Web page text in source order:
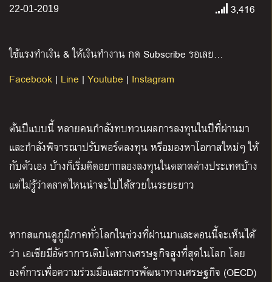
22-01-2019 3,416
ใช้แรงทำเงิน & ให้เงินทำงาน กด Subscribe รอเลย…
Facebook | Line | Youtube | Instagram
ต้นปีแบบนี้ หลายคนกำลังทบทวนผลการลงทุนในปีที่ผ่านมา
และกำลังพิจารณาปรับพอร์ตลงทุน หรือมองหาโอกาสใหม่ๆ ให้
กับตัวเอง บ้างก็เริ่มคิดอยากลองลงทุนในตลาดต่างประเทศบ้าง
แต่ไม่รู้ว่าตลาดไหนน่าจะไปได้สวยในระยะยาว
หากสแกนดูภูมิภาคทั่วโลกในช่วงที่ผ่านมาและตอนนี้จะเห็นได้
ว่า เอเชียมีอัตราการเติบโตทางเศรษฐกิจสูงที่สุดในโลก โดย
องค์การเพื่อความร่วมมือและการพัฒนาทางเศรษฐกิจ (OECD)